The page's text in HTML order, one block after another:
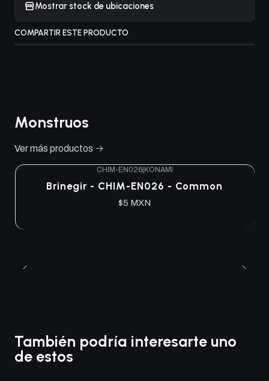
Mostrar stock de ubicaciones
COMPARTIR ESTE PRODUCTO
Monstruos
Ver más productos
CHIM-EN026|KONAMI
Brinegir - CHIM-EN026 - Common
$5 MXN
También podría interesarte uno
de estos